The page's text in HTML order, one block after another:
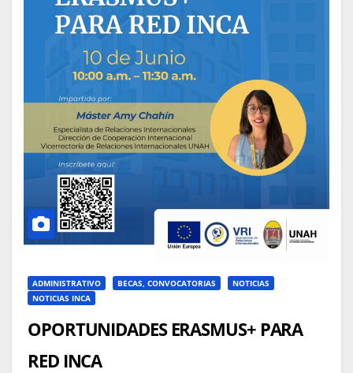
ADMINISTRATIVO BECAS, CONVOCATORIAS
NOTICIAS
NOTICIAS INCA
OPORTUNIDADES ERASMUS+ PARA
RED INCA